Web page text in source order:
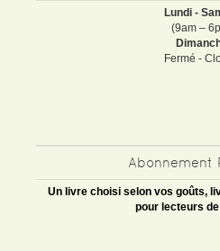
Lundi -
(9am –
Fermé -
Abonnement
Un livre choisi selon vos goûts,
pour lecteurs